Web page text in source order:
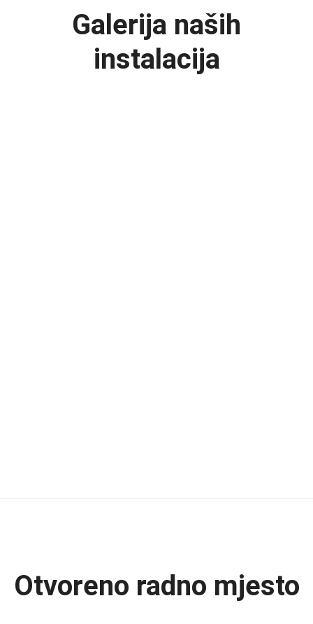
Galerija naših
instalacija
Otvoreno radno mjesto